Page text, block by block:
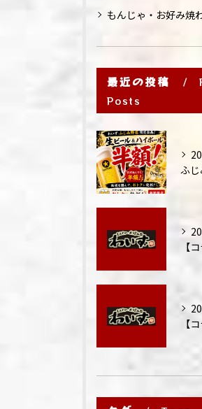
もんじゃ・お好み焼
最近の投稿
Posts
ふじ